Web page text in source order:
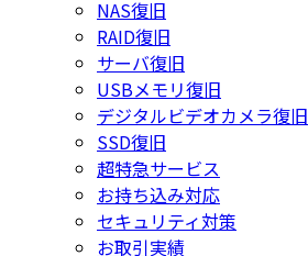
NAS復旧
RAID復旧
サーバ復旧
USBメモリ復旧
デジタルビデオカメラ復旧
SSD復旧
超特急サービス
お持ち込み対応
セキュリティ対策
お取引実績